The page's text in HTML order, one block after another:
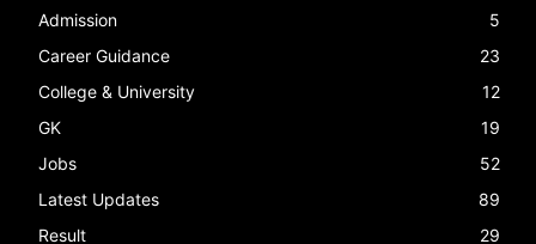
Admission
5
Career Guidance
23
College & University
12
GK
19
Jobs
52
Latest Updates
89
Result
29